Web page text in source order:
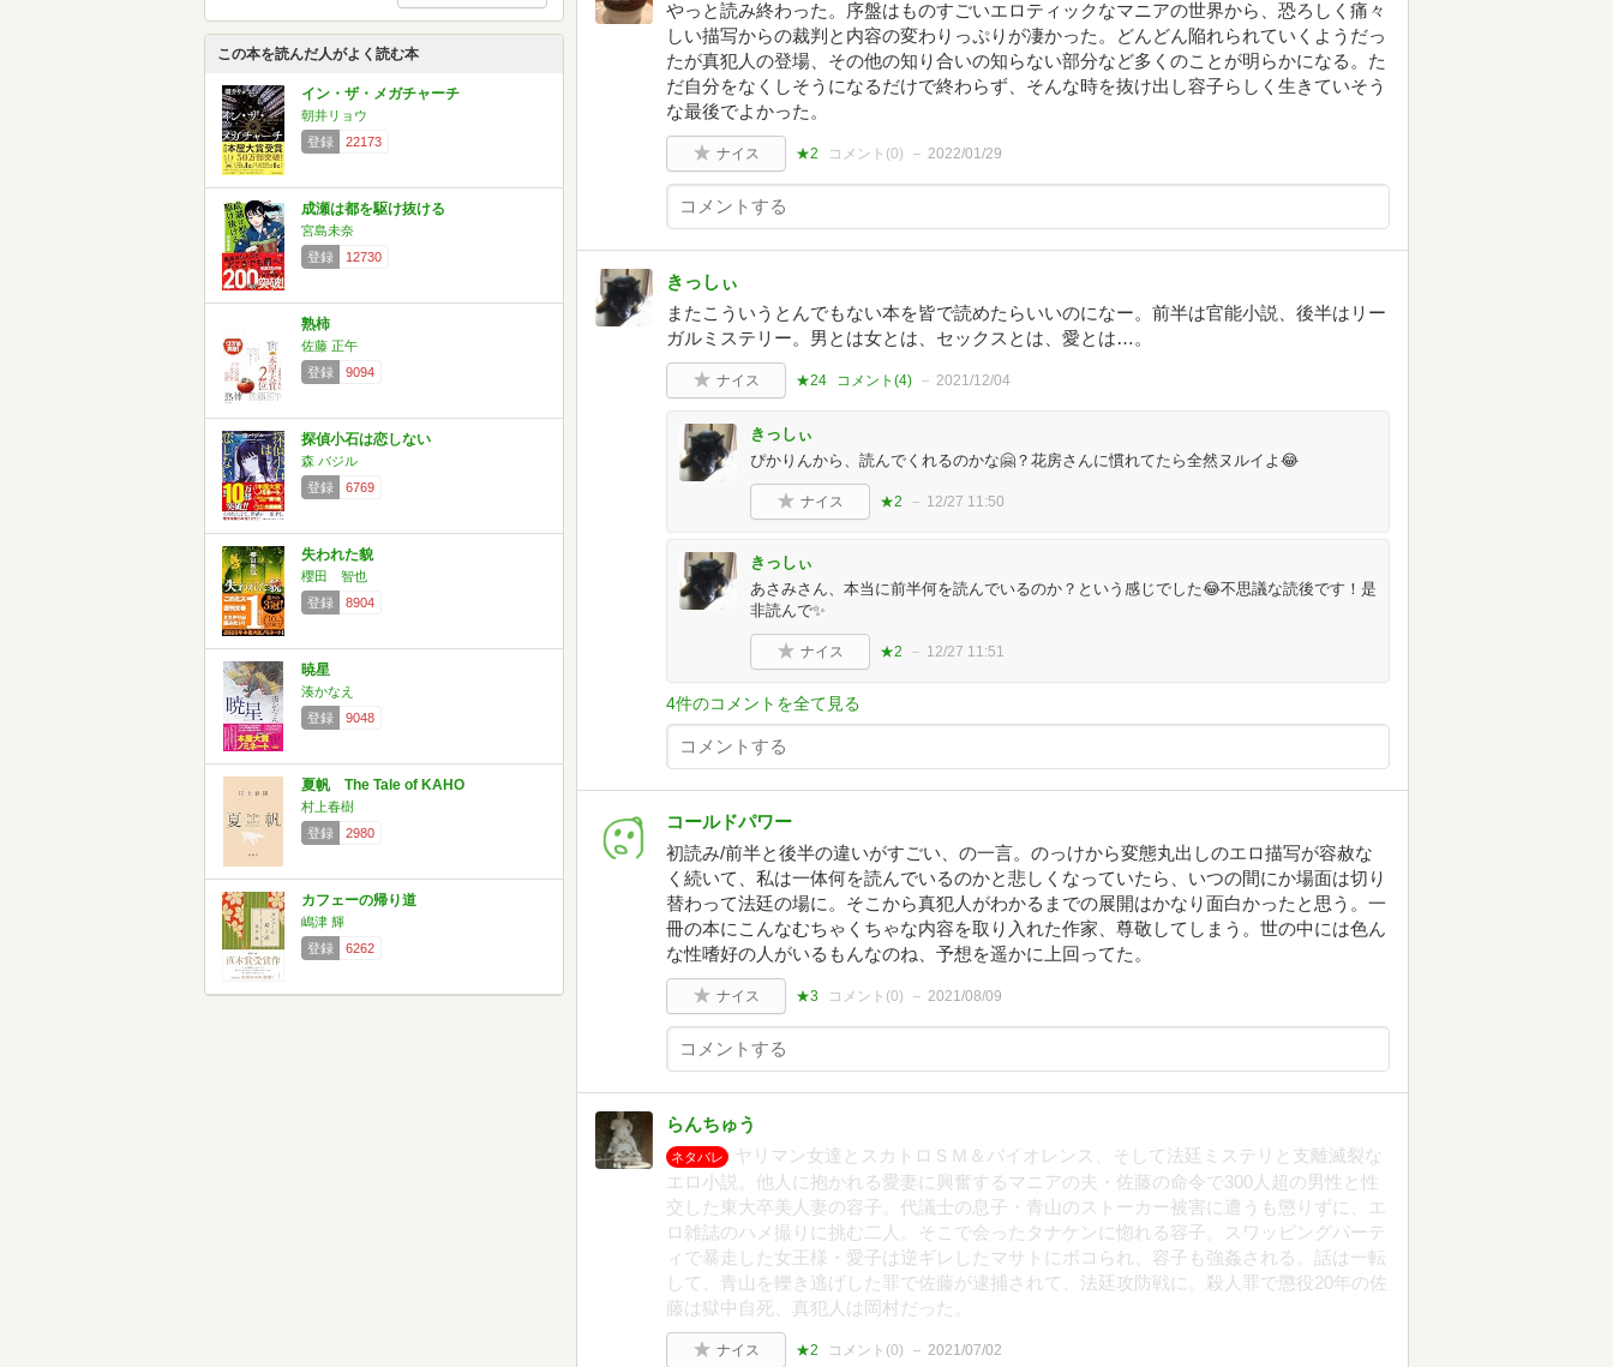
この本を読んだ人がよく読む本
イン・ザ・メガチャーチ
朝井リョウ
登録
22173
成瀬は都を駆け抜ける
宮島未奈
登録
12730
熟柿
佐藤 正午
登録
9094
探偵小石は恋しない
森 バジル
登録
6769
失われた貌
櫻田 智也
登録
8904
暁星
湊かなえ
登録
9048
夏帆 The Tale of KAHO
村上春樹
登録
2980
カフェーの帰り道
嶋津 輝
登録
6262
やっと読み終わった。序盤はものすごいエロティックなマニアの世界から、恐ろしく痛々
しい描写からの裁判と内容の変わりっぷりが凄かった。どんどん陥れられていくようだっ
たが真犯人の登場、その他の知り合いの知らない部分など多くのことが明らかになる。た
だ自分をなくしそうになるだけで終わらず、そんな時を抜け出し容子らしく生きていそう
な最後でよかった。
ナイス ★2 コメント(0) 2022/01/29
きっしぃ
またこういうとんでもない本を皆で読めたらいいのになー。前半は官能小説、後半はリー
ガルミステリー。男とは女とは、セックスとは、愛とは…。
ナイス ★24 コメント(4) 2021/12/04
きっしぃ
ぴかりんから、読んでくれるのかな🤗？花房さんに慣れてたら全然ヌルイよ😂
ナイス ★2 12/27 11:50
きっしぃ
あさみさん、本当に前半何を読んでいるのか？という感じでした😂不思議な読後です！是
非読んで✨
ナイス ★2 12/27 11:51
4件のコメントを全て見る
コールドパワー
初読み/前半と後半の違いがすごい、の一言。のっけから変態丸出しのエロ描写が容赦な
く続いて、私は一体何を読んでいるのかと悲しくなっていたら、いつの間にか場面は切り
替わって法廷の場に。そこから真犯人がわかるまでの展開はかなり面白かったと思う。一
冊の本にこんなむちゃくちゃな内容を取り入れた作家、尊敬してしまう。世の中には色ん
な性嗜好の人がいるもんなのね、予想を遥かに上回ってた。
ナイス ★3 コメント(0) 2021/08/09
らんちゅう
ネタバレ
ヤリマン女達とスカトロＳＭ＆バイオレンス、そして法廷ミステリと支離滅裂な
エロ小説。他人に抱かれる愛妻に興奮するマニアの夫・佐藤の命令で300人超の男性と性
交した東大卒美人妻の容子。代議士の息子・青山のストーカー被害に遭うも懲りずに、エ
ロ雑誌のハメ撮りに挑む二人。そこで会ったタナケンに惚れる容子。スワッピングパーテ
ィで暴走した女王様・愛子は逆ギレしたマサトにボコられ、容子も強姦される。話は一転
して、青山を轢き逃げした罪で佐藤が逮捕されて、法廷攻防戦に。殺人罪で懲役20年の佐
藤は獄中自死、真犯人は岡村だった。
ナイス ★2 コメント(0) 2021/07/02